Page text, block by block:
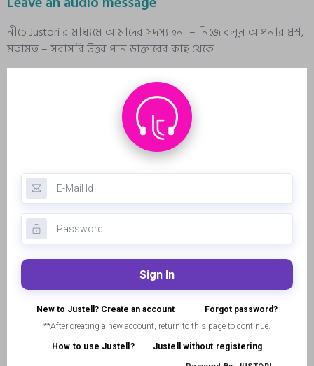
নীচে Justori র মাধ্যমে আমাদের সদস্য হন – নিজে বলুন আপনার প্রশ্ন,
মতামত – সরাসরি উত্তর পান ডাক্তারের কাছ থেকে